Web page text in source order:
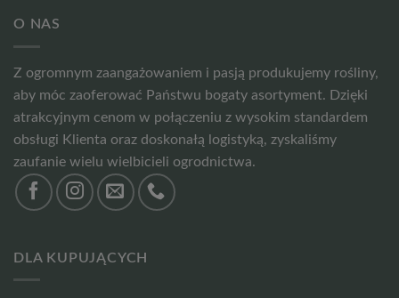
O NAS
Z ogromnym zaangażowaniem i pasją produkujemy rośliny,
aby móc zaoferować Państwu bogaty asortyment. Dzięki
atrakcyjnym cenom w połączeniu z wysokim standardem
obsługi Klienta oraz doskonałą logistyką, zyskaliśmy
zaufanie wielu wielbicieli ogrodnictwa.
DLA KUPUJĄCYCH